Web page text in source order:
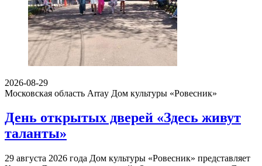
2026-08-29
Московская область Array Дом культуры «Ровесник»
День открытых дверей «Здесь живут
таланты»
29 августа 2026 года Дом культуры «Ровесник» представляет